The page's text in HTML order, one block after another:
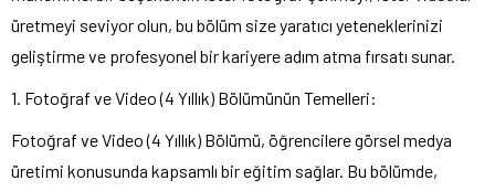
üretmeyi seviyor olun, bu bölüm size yaratıcı yeteneklerinizi
geliştirme ve profesyonel bir kariyere adım atma fırsatı sunar.
1. Fotoğraf ve Video (4 Yıllık) Bölümünün Temelleri:
Fotoğraf ve Video (4 Yıllık) Bölümü, öğrencilere görsel medya
üretimi konusunda kapsamlı bir eğitim sağlar. Bu bölümde,